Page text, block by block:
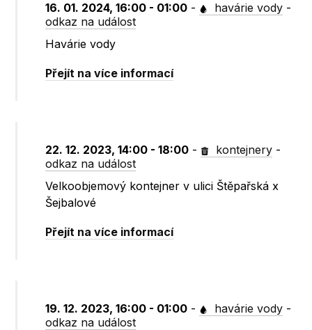
16. 01. 2024, 16:00 - 01:00 - havárie vody -
odkaz na událost
Havárie vody
Přejít na více informací
22. 12. 2023, 14:00 - 18:00 - kontejnery -
odkaz na událost
Velkoobjemový kontejner v ulici Štěpařská x
Šejbalové
Přejít na více informací
19. 12. 2023, 16:00 - 01:00 - havárie vody -
odkaz na událost